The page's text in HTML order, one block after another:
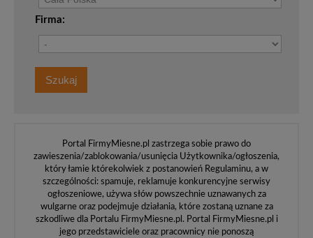
Firma:
Portal FirmyMiesne.pl zastrzega sobie prawo do
zawieszenia/zablokowania/usunięcia Użytkownika/ogłoszenia,
który łamie którekolwiek z postanowień Regulaminu, a w
szczególności: spamuje, reklamuje konkurencyjne serwisy
ogłoszeniowe, używa słów powszechnie uznawanych za
wulgarne oraz podejmuje działania, które zostaną uznane za
szkodliwe dla Portalu FirmyMiesne.pl. Portal FirmyMiesne.pl i
jego przedstawiciele oraz pracownicy nie ponoszą